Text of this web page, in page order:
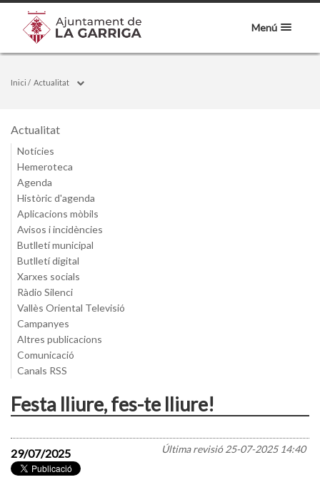
Menú
Inici / Actualitat
Actualitat
Notícies
Hemeroteca
Agenda
Històric d'agenda
Aplicacions mòbils
Avisos i incidències
Butlletí municipal
Butlletí digital
Xarxes socials
Ràdio Silenci
Vallès Oriental Televisió
Campanyes
Altres publicacions
Comunicació
Canals RSS
Festa lliure, fes-te lliure!
Última revisió25-07-2025 14:40
29/07/2025